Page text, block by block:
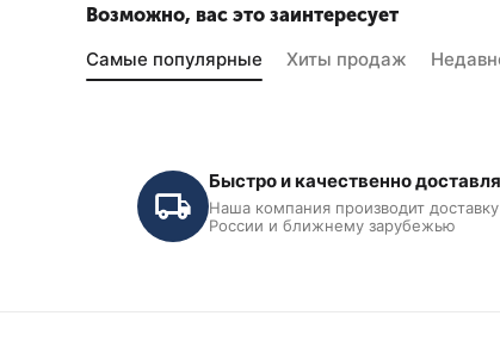
Комплект поставки
- Рама с установленным 5-ти вентильным
- Вакуумная помпа;
- Электронные весы с предельной нагрузкой до 50
- Заправочный цилиндр с вентилем для масла / CT-
- Комплект Г-образных быстросъемных разъемных
Возможно, вас это заинтересует
Самые популярные
Хиты продаж
Быстро и качественно
Наша компания производит
России и ближнему зарубежью